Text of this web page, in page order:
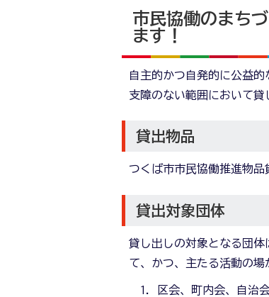
市民協働のまち
ます！
自主的かつ自発的に公益
支障のない範囲において貸
貸出物品
つくば市市民協働推進物品
貸出対象団体
貸し出しの対象となる団
て、かつ、主たる活動の場
区会、町内会、自治